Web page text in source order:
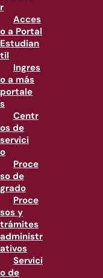
r
Acces
o a Portal
Estudian
til
Ingres
o a más
portale
s
Centr
os de
servici
o
Proce
so de
grado
Proce
sos y
trámites
administr
ativos
Servici
o de